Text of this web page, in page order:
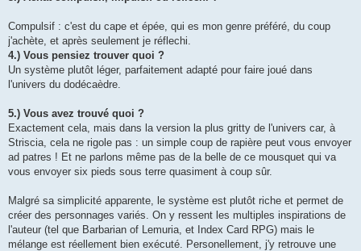
Compulsif : c'est du cape et épée, qui es mon genre préféré, du coup
j'achète, et après seulement je réflechi.
4.) Vous pensiez trouver quoi ?
Un système plutôt léger, parfaitement adapté pour faire joué dans
l'univers du dodécaèdre.
5.) Vous avez trouvé quoi ?
Exactement cela, mais dans la version la plus gritty de l'univers car, à
Striscia, cela ne rigole pas : un simple coup de rapière peut vous envoyer
ad patres ! Et ne parlons même pas de la belle de ce mousquet qui va
vous envoyer six pieds sous terre quasiment à coup sûr.
Malgré sa simplicité apparente, le système est plutôt riche et permet de
créer des personnages variés. On y ressent les multiples inspirations de
l'auteur (tel que Barbarian of Lemuria, et Index Card RPG) mais le
mélange est réellement bien exécuté. Personellement, j'y retrouve une